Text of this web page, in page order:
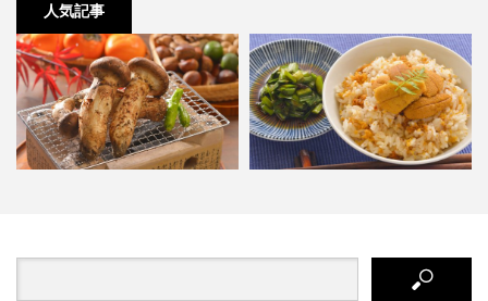
人気記事
『田野畑だより 2017 秋号』マツ
お取り寄せコーナー、開設しまし